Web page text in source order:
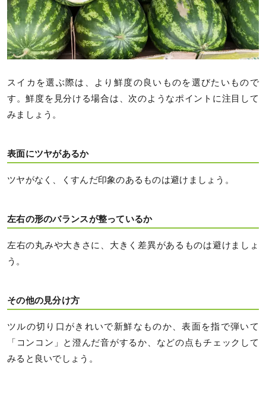
スイカを選ぶ際は、より鮮度の良いものを選びたいもので
す。鮮度を見分ける場合は、次のようなポイントに注目して
みましょう。
表面にツヤがあるか
ツヤがなく、くすんだ印象のあるものは避けましょう。
左右の形のバランスが整っているか
左右の丸みや大きさに、大きく差異があるものは避けましょ
う。
その他の見分け方
ツルの切り口がきれいで新鮮なものか、表面を指で弾いて
「コンコン」と澄んだ音がするか、などの点もチェックして
みると良いでしょう。